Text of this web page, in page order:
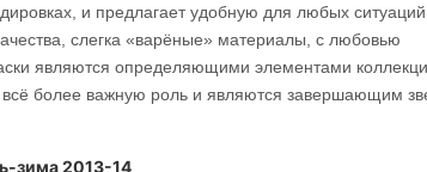
и предлагает удобную для любых ситуаций
слегка «варёные» материалы, с любовью
являются определяющими элементами
более важную роль и являются завершающим